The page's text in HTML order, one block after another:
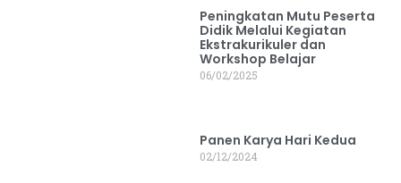
Peningkatan Mutu Peserta
Didik Melalui Kegiatan
Ekstrakurikuler dan
Workshop Belajar
06/02/2025
Panen Karya Hari Kedua
02/12/2024